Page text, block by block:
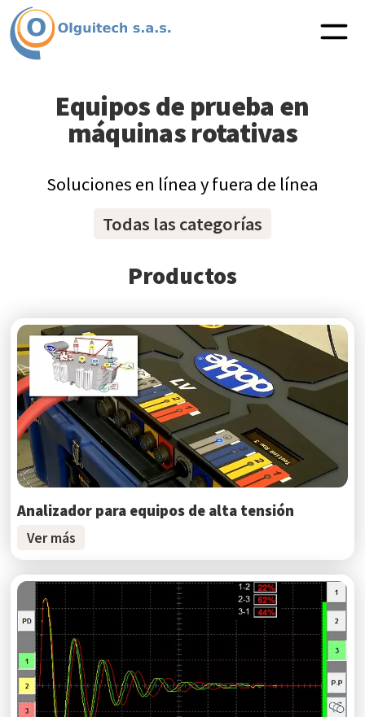
Equipos de prueba en
máquinas rotativas
Soluciones en línea y fuera de línea
Todas las categorías
Productos
Analizador para equipos de alta tensión
Ver más